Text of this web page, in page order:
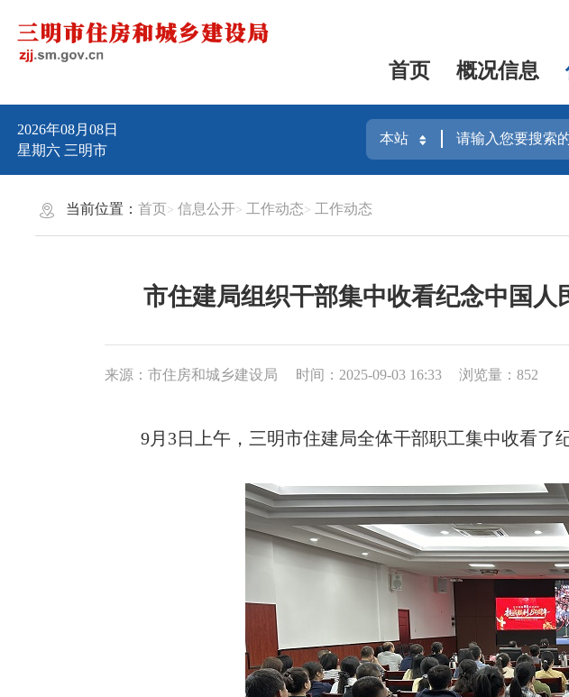
首页 概况信息
2026年08月08日
星期六 三明市
当前位置：首页 信息公开 工作动态 工作动态
市住建局组织干部集中收看纪念中国
来源：市住房和城乡建设局 时间：2025-09-03 16:33 浏览量：852
9月3日上午，三明市住建局全体干部职工集中收看了